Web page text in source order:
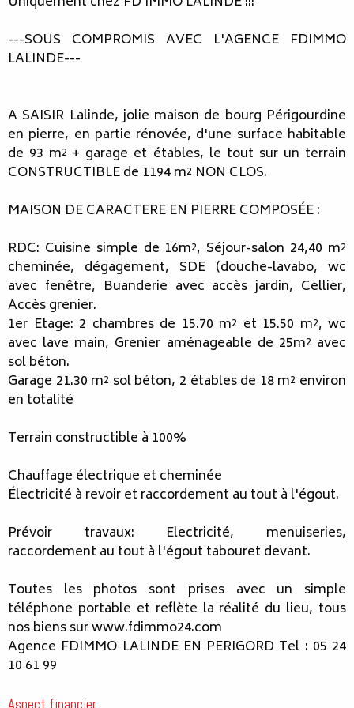
---SOUS COMPROMIS AVEC L'AGENCE FDIMMO
LALINDE---
A SAISIR Lalinde, jolie maison de bourg Périgourdine
en pierre, en partie rénovée, d'une surface habitable
de 93 m² + garage et étables, le tout sur un terrain
CONSTRUCTIBLE de 1194 m² NON CLOS.
MAISON DE CARACTERE EN PIERRE COMPOSÉE :
RDC: Cuisine simple de 16m², Séjour-salon 24,40 m²
cheminée, dégagement, SDE (douche-lavabo, wc
avec fenêtre, Buanderie avec accès jardin, Cellier,
Accès grenier.
1er Etage: 2 chambres de 15.70 m² et 15.50 m², wc
avec lave main, Grenier aménageable de 25m² avec
sol béton.
Garage 21.30 m² sol béton, 2 étables de 18 m² environ
en totalité
Terrain constructible à 100%
Chauffage électrique et cheminée
Électricité à revoir et raccordement au tout à l'égout.
Prévoir travaux: Electricité, menuiseries,
raccordement au tout à l'égout tabouret devant.
Toutes les photos sont prises avec un simple
téléphone portable et reflète la réalité du lieu, tous
nos biens sur www.fdimmo24.com
Agence FDIMMO LALINDE EN PERIGORD Tel : 05 24
10 61 99